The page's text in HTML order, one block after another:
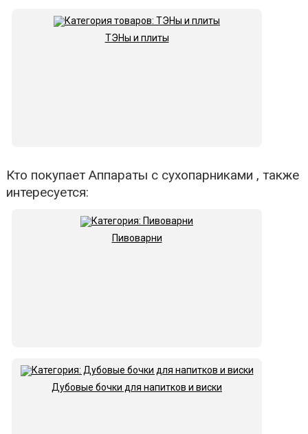
ТЭНы и плиты
Кто покупает Аппараты с сухопарниками , также
интересуется:
Пивоварни
Дубовые бочки для напитков и виски